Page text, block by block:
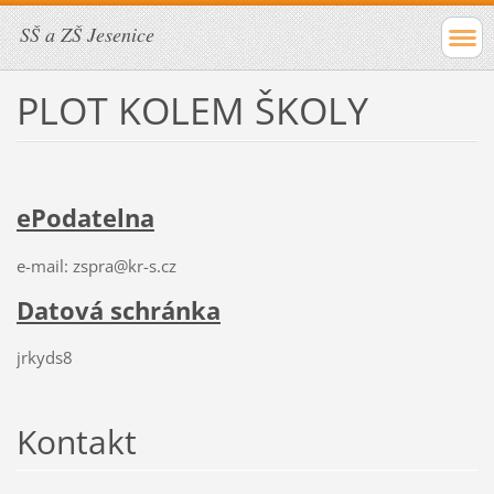
SŠ a ZŠ Jesenice
PLOT KOLEM ŠKOLY
ePodatelna
e-mail: zspra@kr-s.cz
Datová schránka
jrkyds8
Kontakt